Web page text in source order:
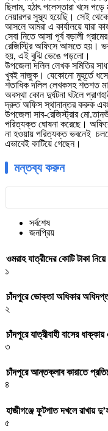
ছিলাম, হঠাৎ পলেস্তারা খসে পড়ে
নেয়ারপর সুস্থ্য হয়েছি। সেই
আসলে আমরা এ কার্যালয়ে যারা
সেবা নিতে আসা পূর্ব বড়ালী
রেজিস্ট্রি অফিসে আসতে হয়।
হয়, এই বুঝি ভেঙে পড়লো।
উপজেলা দলিল লেখক সমিতির
খুবই নাজুক। যেকোনো মুহূর্তে ধসে
শতাধিক দলিল লেখকসহ শতশত
অবস্থা কোন দুর্ঘটনা ঘটলে
দ্রুত অফিস স্থানান্তর করুক
উপজেলা সাব-রেজিস্ট্রার
পরিত্যক্ত ঘোষনা করেছে।
না হওয়ায় পরিত্যক্ত ভবনেই
এভাবেই কাটিয়ে গেছেন।
মন্তব্য করুন
সর্বশেষ
জনপ্রিয়
ওমরাহ যাত্রীদের কোটি টাকা
১
চাঁদপুরে ভোক্তা অধিকার
২
চাঁদপুরে যাত্রীবাহী বাসের
৩
চাঁদপুরে আন্তক্লাব কারাতে
৪
হাজীগঞ্জে ফুটপাত দখলে রাখায়
৫